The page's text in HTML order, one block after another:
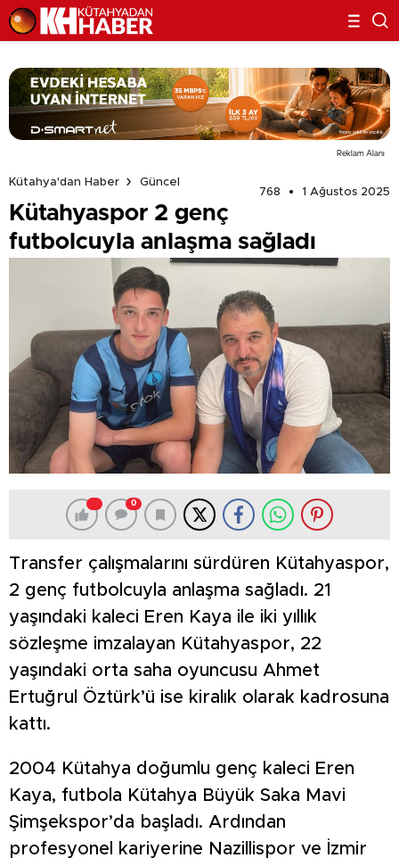
Reklam Alanı
Kütahya'dan Haber
Güncel
768
1 Ağustos 2025
Kütahyaspor 2 genç
futbolcuyla anlaşma sağladı
0
Transfer çalışmalarını sürdüren Kütahyaspor,
2 genç futbolcuyla anlaşma sağladı. 21
yaşındaki kaleci Eren Kaya ile iki yıllık
sözleşme imzalayan Kütahyaspor, 22
yaşındaki orta saha oyuncusu Ahmet
Ertuğrul Öztürk’ü ise kiralık olarak kadrosuna
kattı.
2004 Kütahya doğumlu genç kaleci Eren
Kaya, futbola Kütahya Büyük Saka Mavi
Şimşekspor’da başladı. Ardından
profesyonel kariyerine Nazillispor ve İzmir